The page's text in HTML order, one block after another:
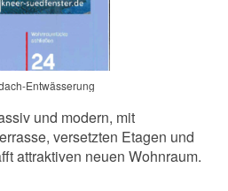
Entwässerung
und modern, mit
versetzten Etagen und
attraktiven neuen Wohnraum.